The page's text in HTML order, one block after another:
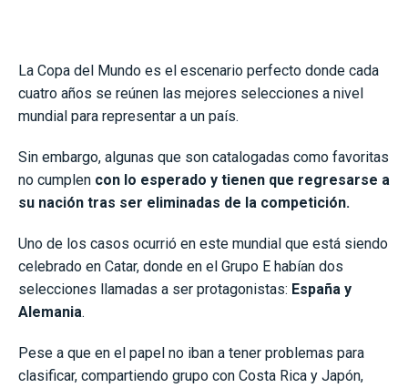
La Copa del Mundo es el escenario perfecto donde cada
cuatro años se reúnen las mejores selecciones a nivel
mundial para representar a un país.
Sin embargo, algunas que son catalogadas como favoritas
no cumplen con lo esperado y tienen que regresarse a
su nación tras ser eliminadas de la competición.
Uno de los casos ocurrió en este mundial que está siendo
celebrado en Catar, donde en el Grupo E habían dos
selecciones llamadas a ser protagonistas: España y
Alemania.
Pese a que en el papel no iban a tener problemas para
clasificar, compartiendo grupo con Costa Rica y Japón,